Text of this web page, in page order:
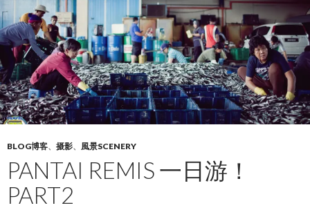
BLOG博客、 摄影、 風景SCENERY
PANTAI REMIS 一日游！
PART2